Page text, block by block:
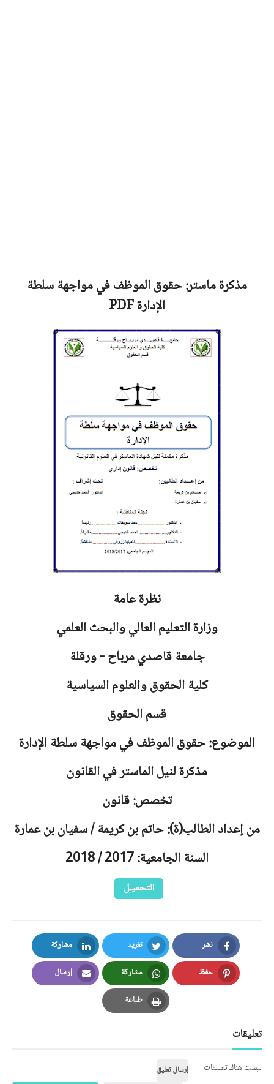
مذكرة ماستر:حقوق الموظف في مواجهة سلطة
الإدارةPDF
نظرة عامة
وزارة التعليم العالي والبحث العلمي
جامعةقاصدي مرباح - ورقلة
كلية الحقوق والعلوم السياسية
قسم الحقوق
الموضوع: حقوق الموظف في مواجهة سلطة الإدارة
مذكرة لنيل الماستر في القانون
تخصص: قانون
من إعداد الطالب(ة): حاتم بن كريمة / سفيان بن عمارة
السنة الجامعية: 2017 / 2018
التحميـل
نشر
Facebook
تغريد
Twitter
مشاركة
LinkedIn
حفظ
Pinterest
مشاركة
Whatsapp
إرسال
Email
طباعة
Print
تعليقات
ليست هناك تعليقات
إرسال تعليق